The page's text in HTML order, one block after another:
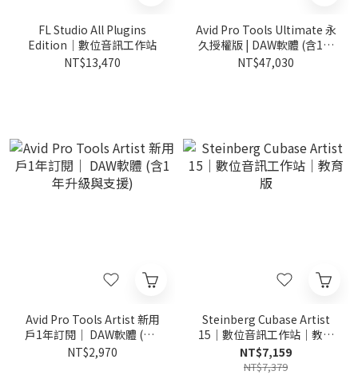
FL Studio All Plugins
Edition｜數位音訊工作站
NT$13,470
Avid Pro Tools Ultimate 永
久授權版 | DAW軟體 (含1年
升級與支援)
NT$47,030
Avid Pro Tools Artist 新用
戶1年訂閱｜ DAW軟體 (含1
年升級與支援)
NT$2,970
Steinberg Cubase Artist
15｜數位音訊工作站｜教育
版
NT$7,159
NT$7,379